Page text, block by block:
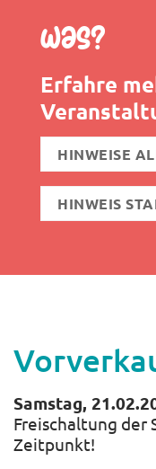
Was?
Erfahre
HINWEISE
HINWEIS
Samstag,
Freischaltung der
Zeitpunkt!